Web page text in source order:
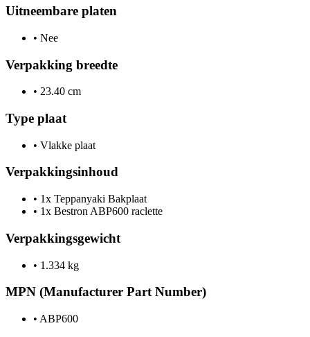
Uitneembare platen
• Nee
Verpakking breedte
• 23.40 cm
Type plaat
• Vlakke plaat
Verpakkingsinhoud
• 1x Teppanyaki Bakplaat
• 1x Bestron ABP600 raclette
Verpakkingsgewicht
• 1.334 kg
MPN (Manufacturer Part Number)
• ABP600